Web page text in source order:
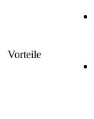
Vorteile